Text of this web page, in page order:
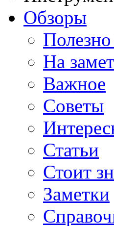
Обзоры
Полезно
На
Важное
Советы
Статьи
Стоит
Заметки